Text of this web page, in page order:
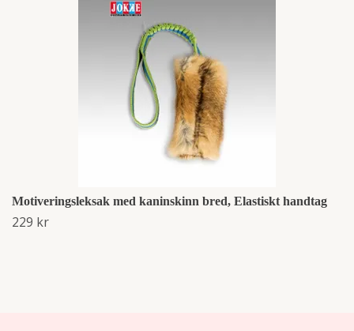
Motiveringsleksak med kaninskinn bred, Elastiskt handtag
229 kr